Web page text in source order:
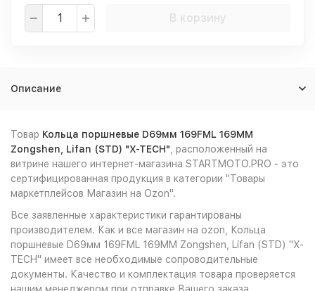
В корзину
Описание
Товар Кольца поршневые D69мм 169FML 169MM
Zongshen, Lifan (STD) "X-TECH" , расположенный на
витрине нашего интернет-магазина STARTMOTO.PRO - это
сертифицированная продукция в категории "Товары
маркетплейсов Магазин на Ozon".
Все заявленные характеристики гарантированы
производителем. Как и все магазин на ozon, Кольца
поршневые D69мм 169FML 169MM Zongshen, Lifan (STD) "X-
TECH" имеет все необходимые сопроводительные
документы. Качество и комплектация товара проверяется